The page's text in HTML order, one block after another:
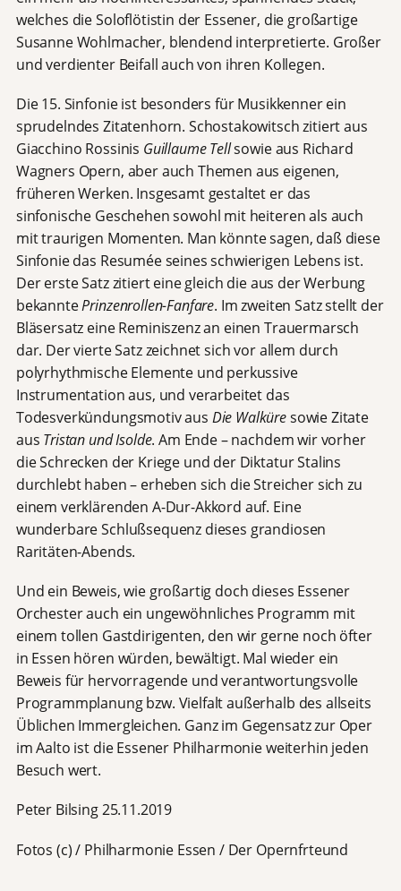
welches die Soloflötistin der Essener, die großartige
Susanne Wohlmacher, blendend interpretierte. Großer
und verdienter Beifall auch von ihren Kollegen.
Die 15. Sinfonie ist besonders für Musikkenner ein
sprudelndes Zitatenhorn. Schostakowitsch zitiert aus
Giacchino Rossinis Guillaume Tellsowie aus Richard
Wagners Opern, aber auch Themen aus eigenen,
früheren Werken. Insgesamt gestaltet er das
sinfonische Geschehen sowohl mit heiteren als auch
mit traurigen Momenten. Man könnte sagen, daß diese
Sinfonie das Resumée seines schwierigen Lebens ist.
Der erste Satz zitiert eine gleich die aus der Werbung
bekanntePrinzenrollen-Fanfare. Im zweiten Satz stellt der
Bläsersatz eine Reminiszenz an einen Trauermarsch
dar. Der vierte Satz zeichnet sich vor allem durch
polyrhythmische Elemente und perkussive
Instrumentation aus, und verarbeitet das
Todesverkündungsmotiv aus Die Walküresowie Zitate
aus Tristan und Isolde. Am Ende – nachdem wir vorher
die Schrecken der Kriege und der Diktatur Stalins
durchlebt haben – erheben sich die Streicher sich zu
einem verklärenden A-Dur-Akkord auf. Eine
wunderbare Schlußsequenz dieses grandiosen
Raritäten-Abends.
Und ein Beweis, wie großartig doch dieses Essener
Orchester auch ein ungewöhnliches Programm mit
einem tollen Gastdirigenten, den wir gerne noch öfter
in Essen hören würden, bewältigt. Mal wieder ein
Beweis für hervorragende und verantwortungsvolle
Programmplanung bzw. Vielfalt außerhalb des allseits
Üblichen Immergleichen. Ganz im Gegensatz zur Oper
im Aalto ist die Essener Philharmonie weiterhin jeden
Besuch wert.
Peter Bilsing 25.11.2019
Fotos (c) / Philharmonie Essen / Der Opernfrteund